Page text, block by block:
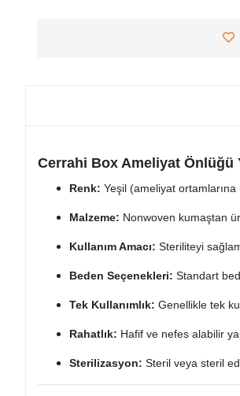
Cerrahi Box Ameliyat Önlüğü
Renk: Yeşil (ameliyat ortamlarına
Malzeme: Nonwoven kumaştan
Kullanım Amacı: Steriliteyi
Beden Seçenekleri: Standart
Tek Kullanımlık: Genellikle tek
Rahatlık: Hafif ve nefes alabilir
Sterilizasyon: Steril veya steril